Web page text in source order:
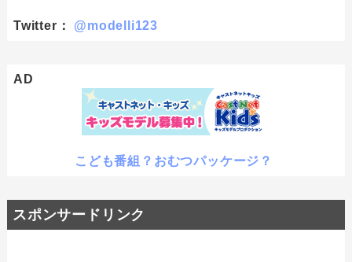
Twitter： @modelli123
AD
こども番組？おむつパッケージ？
スポンサードリンク